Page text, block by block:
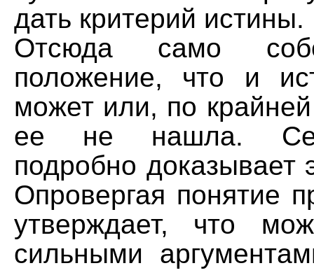
дать критерий истины.
Отсюда само
положение, что и
может или, по
ее не нашла.
подробно доказывает
Опровергая понятие
утверждает, что
сильными